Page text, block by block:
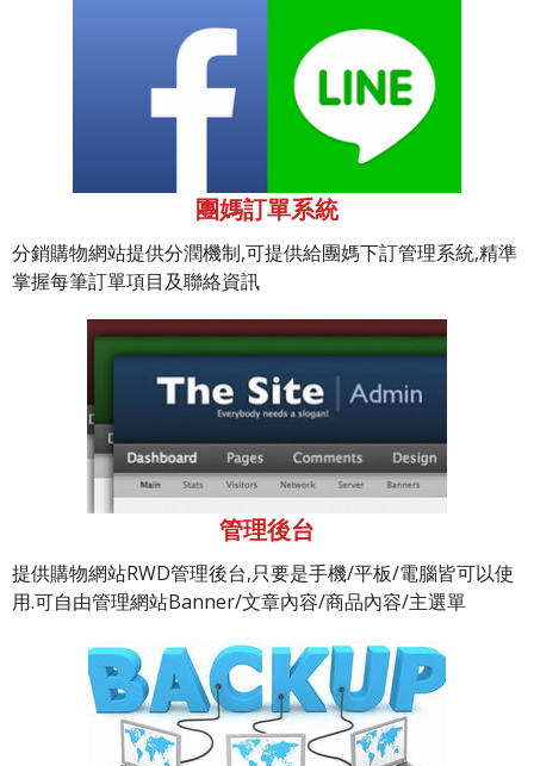
團媽訂單系統
分銷購物網站提供分潤機制,可提供給團媽下訂管理系統,精準
掌握每筆訂單項目及聯絡資訊
管理後台
提供購物網站RWD管理後台,只要是手機/平板/電腦皆可以使
用.可自由管理網站Banner/文章內容/商品內容/主選單